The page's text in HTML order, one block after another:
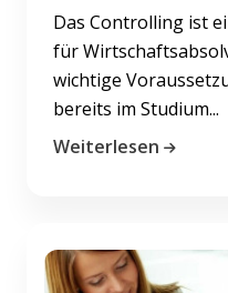
Das Controlling ist
für
wichtige
bereits im Studium...
Weiterlesen